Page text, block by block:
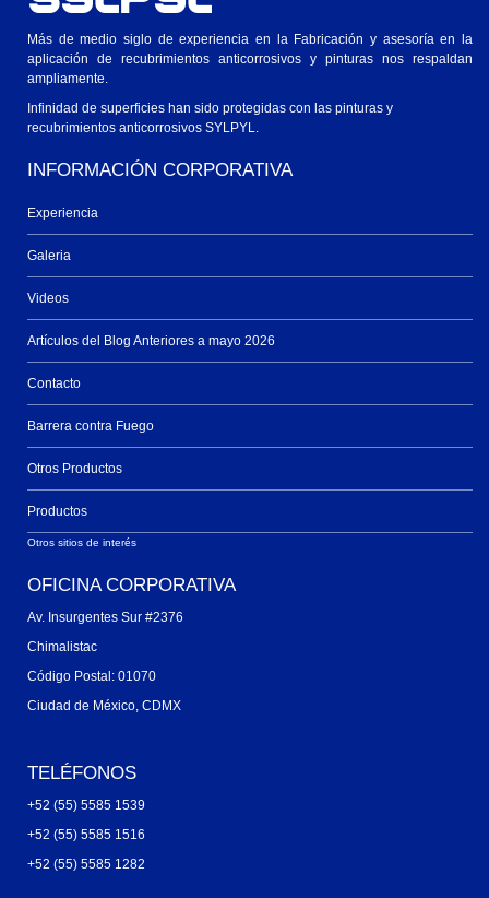
Más de medio siglo de experiencia en la Fabricación y asesoría en la
aplicación de recubrimientos anticorrosivos y pinturas nos respaldan
ampliamente.
Infinidad de superficies han sido protegidas con las pinturas y
recubrimientos anticorrosivos SYLPYL.
INFORMACIÓN CORPORATIVA
Experiencia
Galeria
Videos
Artículos del Blog Anteriores a mayo 2026
Contacto
Barrera contra Fuego
Otros Productos
Productos
Otros sitios de interés
OFICINA CORPORATIVA
Av. Insurgentes Sur #2376
Chimalistac
Código Postal: 01070
Ciudad de México, CDMX
TELÉFONOS
+52 (55) 5585 1539
+52 (55) 5585 1516
+52 (55) 5585 1282